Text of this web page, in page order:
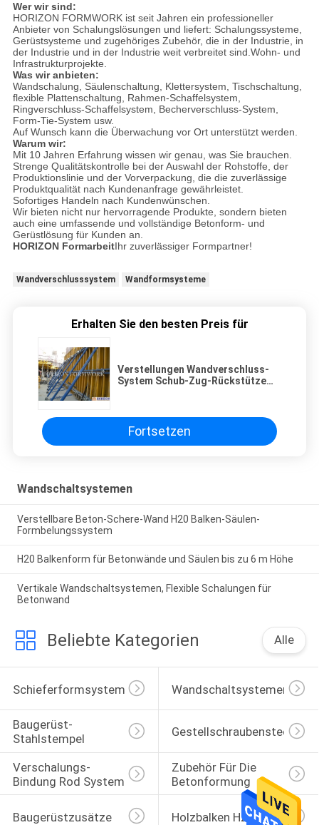
Wer wir sind:
HORIZON FORMWORK ist seit Jahren ein professioneller
Anbieter von Schalungslösungen und liefert: Schalungssysteme,
Gerüstsysteme und zugehöriges Zubehör, die in der Industrie, in
der Industrie und in der Industrie weit verbreitet sind.Wohn- und
Infrastrukturprojekte.
Was wir anbieten:
Wandschalung, Säulenschaltung, Klettersystem, Tischschaltung,
flexible Plattenschaltung, Rahmen-Schaffelsystem,
Ringverschluss-Schaffelsystem, Becherverschluss-System,
Form-Tie-System usw.
Auf Wunsch kann die Überwachung vor Ort unterstützt werden.
Warum wir:
Mit 10 Jahren Erfahrung wissen wir genau, was Sie brauchen.
Strenge Qualitätskontrolle bei der Auswahl der Rohstoffe, der
Produktionslinie und der Vorverpackung, die die zuverlässige
Produktqualität nach Kundenanfrage gewährleistet.
Sofortiges Handeln nach Kundenwünschen.
Wir bieten nicht nur hervorragende Produkte, sondern bieten
auch eine umfassende und vollständige Betonform- und
Gerüstlösung für Kunden an.
HORIZON FormarbeitIhr zuverlässiger Formpartner!
Wandverschlusssystem Wandformsysteme
Erhalten Sie den besten Preis für
Verstellungen Wandverschluss-
System Schub-Zug-Rückstütze
Fortsetzen
Wandschaltsystemen
Verstellbare Beton-Schere-Wand H20 Balken-Säulen-
Formbelungssystem
H20 Balkenform für Betonwände und Säulen bis zu 6 m Höhe
Vertikale Wandschaltsystemen, Flexible Schalungen für
Betonwand
Beliebte Kategorien Alle
Schieferformsysteme Wandschaltsystemen
Baugerüst-
Stahlstempel
Verschalungs-
Bindung Rod System
Zubehör Für Die
Betonformung
Baugerüstzusätze Holzbalken H20